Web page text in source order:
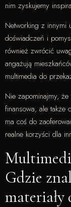
nim zyskujemy
Networking z innymi
doświadczeń i
również zwrócić
angażują
multimedia do
Nie zapominajmy,
finansowa, ale także
ma coś do
realne korzyści dla
Gdzie
materiały